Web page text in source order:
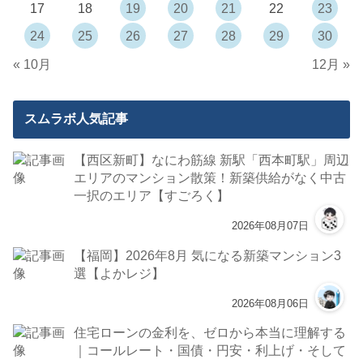
17
18 19 20 21 22
23
24
25 26 27 28 29
30
« 10月
12月 »
スムラボ人気記事
【西区新町】なにわ筋線 新駅「西本町駅」周辺
エリアのマンション散策！新築供給がなく中古
一択のエリア【すごろく】
2026年08月07日
【福岡】2026年8月 気になる新築マンション3
選【よかレジ】
2026年08月06日
住宅ローンの金利を、ゼロから本当に理解する
｜コールレート・国債・円安・利上げ・そして